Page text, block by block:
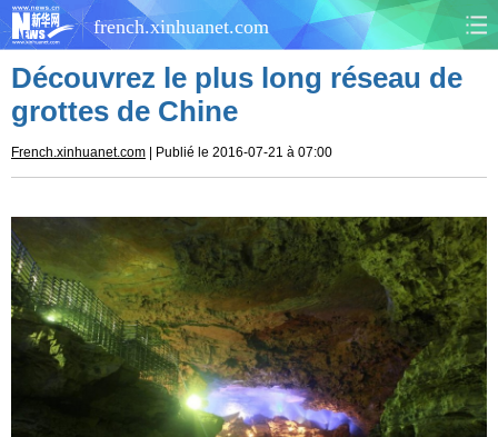
french.xinhuanet.com
CHINE MONDE
SANTÉ SPORTS
SCI&TECH PLANÈTE
TOURISME DOCUMENTS
PHOTOS
Découvrez le plus long réseau de
grottes de Chine
French.xinhuanet.com | Publié le 2016-07-21 à 07:00